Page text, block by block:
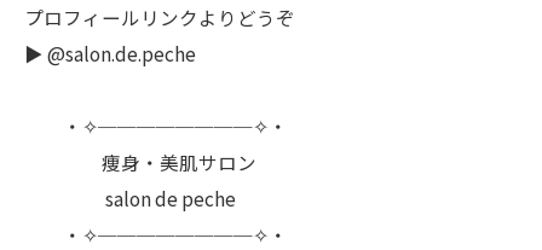
プロフィールリンクよりどうぞ
▶︎ @salon.de.peche
・✧────────✧・
痩身・美肌サロン
salon de peche
・✧────────✧・